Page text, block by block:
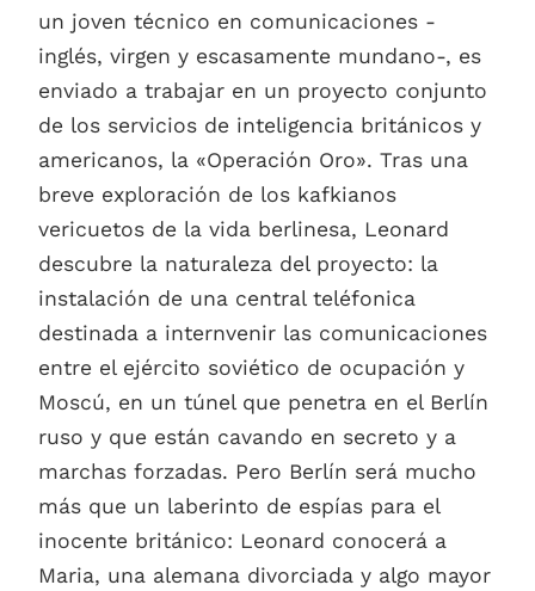
un joven técnico en comunicaciones -
inglés, virgen y escasamente mundano-, es
enviado a trabajar en un proyecto conjunto
de los servicios de inteligencia británicos y
americanos, la «Operación Oro». Tras una
breve exploración de los kafkianos
vericuetos de la vida berlinesa, Leonard
descubre la naturaleza del proyecto: la
instalación de una central teléfonica
destinada a internvenir las comunicaciones
entre el ejército soviético de ocupación y
Moscú, en un túnel que penetra en el Berlín
ruso y que están cavando en secreto y a
marchas forzadas. Pero Berlín será mucho
más que un laberinto de espías para el
inocente británico: Leonard conocerá a
Maria, una alemana divorciada y algo mayor